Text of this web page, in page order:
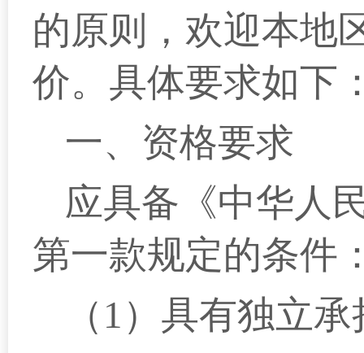
的原则，欢迎本地
价。具体要求如下
一、资格要求
应具备《中华人
第一款规定的条件
（1） 具有独立